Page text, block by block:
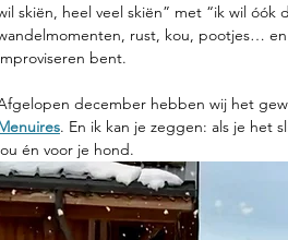
skiën, heel veel skiën” met “ik wil
rust, kou, pootjes…
bent.
december hebben wij het
. En ik kan je zeggen: als je het
én voor je hond.